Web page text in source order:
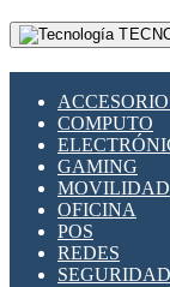
MONTAJE
SUPRESOR
COMPUTO
GAMING
MOVILIDAD
OFICINA
POS
REDES
SEGURIDAD